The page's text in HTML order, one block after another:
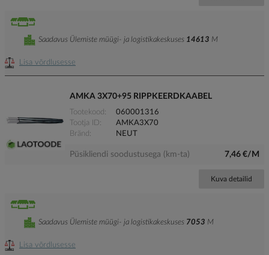
Lisa võrdlusesse
Saadavus Ülemiste müügi- ja logistikakeskuses 14613 M
AMKA 3X70+95 RIPPKEERDKAABEL
Tootekood
060001316
Tootja ID
AMKA3X70
Bränd
NEUT
Püsikliendi soodustusega (km-ta) 7,46 €/M
Kuva detailid
Lisa võrdlusesse
Saadavus Ülemiste müügi- ja logistikakeskuses 7053 M